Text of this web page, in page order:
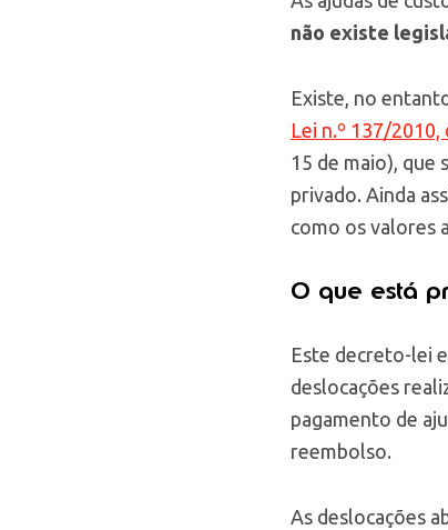
não existe
Existe, no
Lei n.º 137/
15 de maio), que
privado. Ainda
como os valores
O que está
Este decreto-lei
deslocações
pagamento de
reembolso.
As deslocações